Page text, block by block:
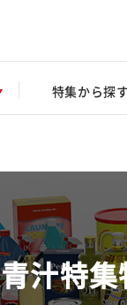
特集から探す
青汁特